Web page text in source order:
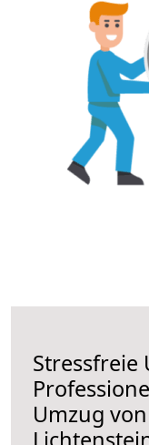
Stressfreie
Umzug